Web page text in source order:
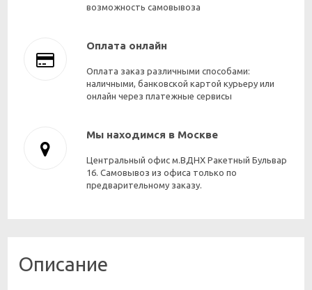
возможность самовывоза
Оплата онлайн
Оплата заказ различными способами:
наличными, банковской картой курьеру или
онлайн через платежные сервисы
Мы находимся в Москве
Центральный офис м.ВДНХ Ракетный Бульвар
16. Самовывоз из офиса только по
предварительному заказу.
Описание